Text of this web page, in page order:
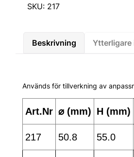
SKU: 217
Beskrivning
Används för tillverkning av
Art.Nr ⌀ (mm) H (mm)
217 50.8 55.0